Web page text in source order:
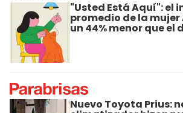
"Usted Está Aquí": el
promedio de la
un 44% menor que el
Nuevo Toyota Prius: